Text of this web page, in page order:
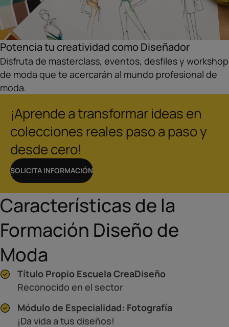
Potencia tu creatividad como Diseñador
Disfruta de masterclass, eventos, desfiles y workshop
de moda que te acercarán al mundo profesional de
moda.
¡Aprende a transformar ideas en
colecciones reales paso a paso y
desde cero!
SOLICITA INFORMACIÓN
Características de la
Formación Diseño de
Moda
Título Propio Escuela CreaDiseño
Reconocido en el sector
Módulo de Especialidad: Fotografía
¡Da vida a tus diseños!